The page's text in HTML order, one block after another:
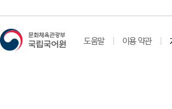
도움말 이용 약관